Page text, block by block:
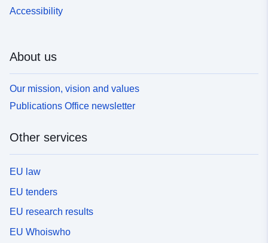
Accessibility
About us
Our mission, vision and values
Publications Office newsletter
Other services
EU law
EU tenders
EU research results
EU Whoiswho